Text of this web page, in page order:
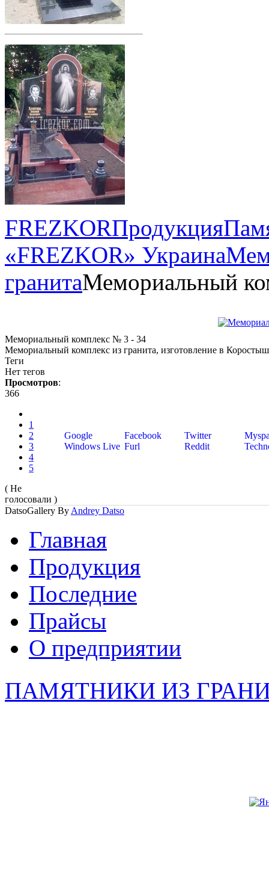
FREZKORПродукция
«FREZKOR» Украина
гранитаМемориальный
Мемориальный комплекс № 3 - 34
Мемориальный комплекс из гранита, изготовление в
Теги
Нет тегов
Просмотров:
366
1
2
3
4
5
( Не
голосовали )
Google Facebook Twitter
Windows Live Furl Reddit
DatsoGallery By Andrey Datso
Главная
Продукция
Последние
Прайсы
О предприятии
ПАМЯТНИКИ ИЗ